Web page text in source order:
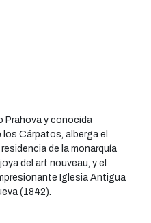
Prahova y conocida
Cárpatos, alberga el
de la monarquía
del art nouveau, y el
Iglesia Antigua
(1842).